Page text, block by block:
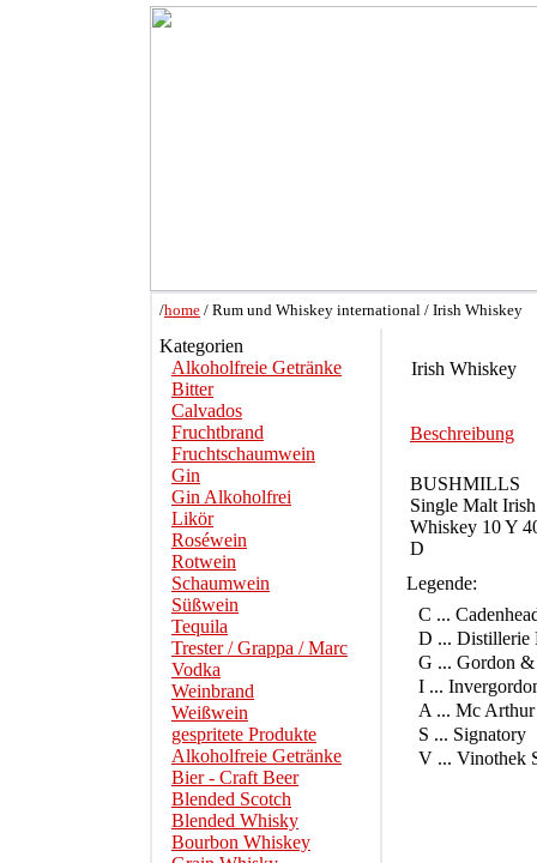
/home / Rum und Whiskey international / Irish Whiskey
Kategorien
Alkoholfreie Getränke
Bitter
Calvados
Fruchtbrand
Fruchtschaumwein
Gin
Gin Alkoholfrei
Likör
Roséwein
Rotwein
Schaumwein
Süßwein
Tequila
Trester / Grappa / Marc
Vodka
Weinbrand
Weißwein
gespritete Produkte
Alkoholfreie Getränke
Bier - Craft Beer
Blended Scotch
Blended Whisky
Bourbon Whiskey
Irish Whiskey
Beschreibung
BUSHMILLS
Single Malt Irish
Whiskey 10 Y
D
Legende:
C ...
D ... Distillerie
G ... Gordon
I ...
A ... Mc Arthur
S ... Signatory
V ... Vinothek